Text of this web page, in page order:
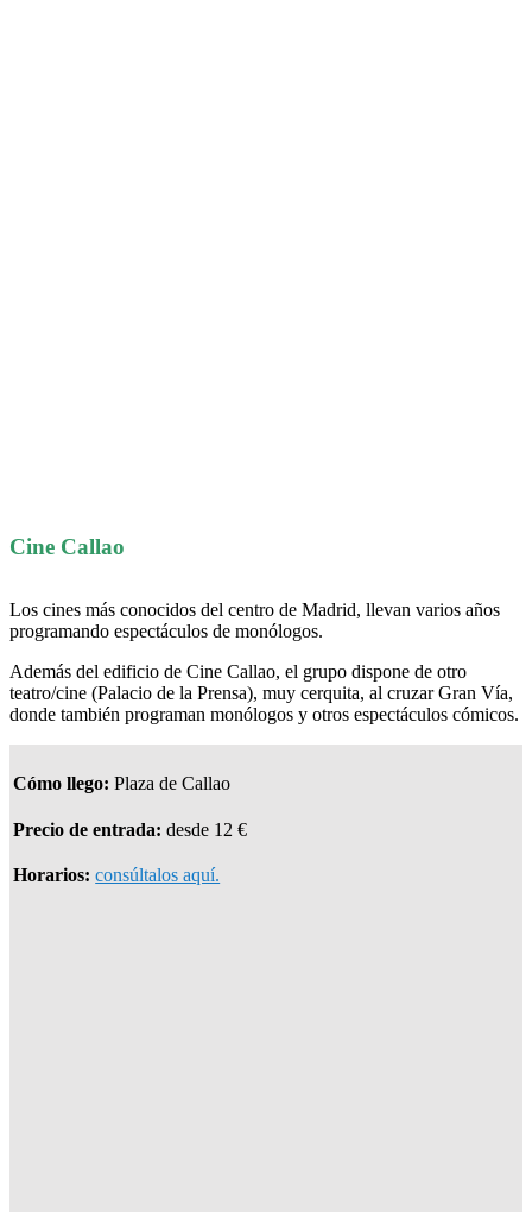
Cine Callao
Los cines más conocidos del centro de Madrid, llevan varios años
programando espectáculos de monólogos.
Además del edificio de Cine Callao, el grupo dispone de otro
teatro/cine (Palacio de la Prensa), muy cerquita, al cruzar Gran Vía,
donde también programan monólogos y otros espectáculos cómicos.
Cómo llego: Plaza de Callao
Precio de entrada:desde 12 €
Horarios:consúltalos aquí.